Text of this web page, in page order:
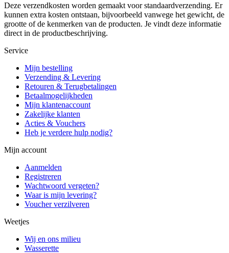
Deze verzendkosten worden gemaakt voor standaardverzending. Er
kunnen extra kosten ontstaan, bijvoorbeeld vanwege het gewicht, de
grootte of de kenmerken van de producten. Je vindt deze informatie
direct in de productbeschrijving.
Service
Mijn bestelling
Verzending & Levering
Retouren & Terugbetalingen
Betaalmogelijkheden
Mijn klantenaccount
Zakelijke klanten
Acties & Vouchers
Heb je verdere hulp nodig?
Mijn account
Aanmelden
Registreren
Wachtwoord vergeten?
Waar is mijn levering?
Voucher verzilveren
Weetjes
Wij en ons milieu
Wasserette